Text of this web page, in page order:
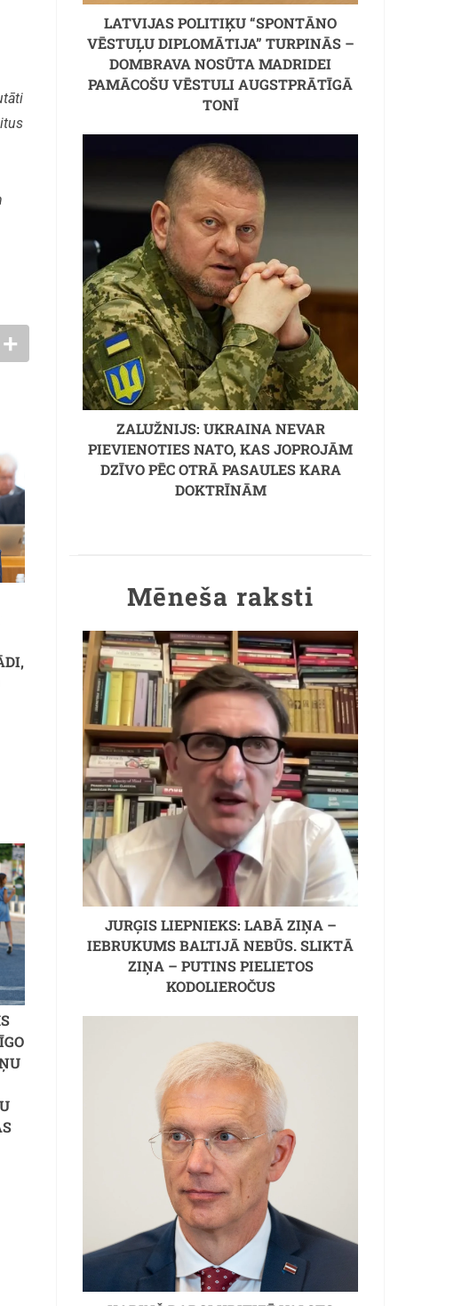
LATVIJAS POLITIĶU “SPONTĀNO
VĒSTUĻU DIPLOMĀTIJA” TURPINĀS –
DOMBRAVA NOSŪTA MADRIDEI
PAMĀCOŠU VĒSTULI AUGSTPRĀTĪGĀ
TONĪ
ZALUŽNIJS: UKRAINA NEVAR
PIEVIENOTIES NATO, KAS JOPROJĀM
DZĪVO PĒC OTRĀ PASAULES KARA
DOKTRĪNĀM
Mēneša raksti
JURĢIS LIEPNIEKS: LABĀ ZIŅA –
IEBRUKUMS BALTIJĀ NEBŪS. SLIKTĀ
ZIŅA – PUTINS PIELIETOS
KODOLIEROČUS